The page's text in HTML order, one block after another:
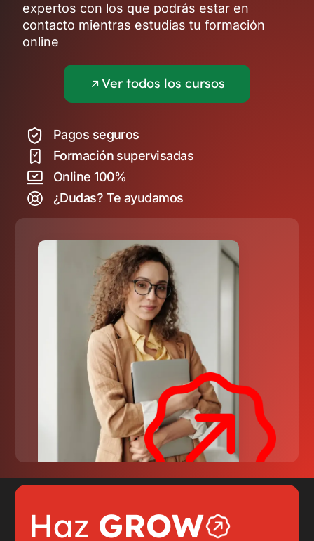
expertos con los que podrás estar en
contacto mientras estudias tu formación
online
Ver todos los cursos
Pagos seguros
Formación supervisadas
Online 100%
¿Dudas? Te ayudamos
Haz GROW